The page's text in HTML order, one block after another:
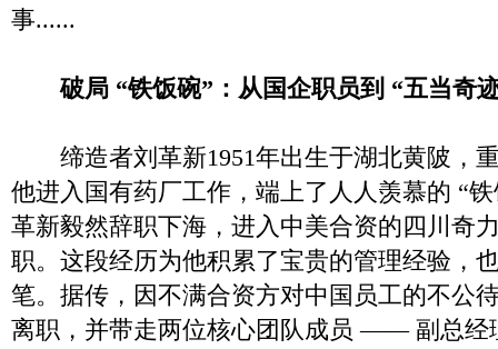
事......
破局 “铁饭碗”：从国企职员到 “五当奇
缔造者刘革新1951年出生于湖北黄陂，
他进入国有药厂工作，端上了人人羡慕的 “
革新毅然辞职下海，进入中美合资的四川奇
职。这段经历为他积累了宝贵的管理经验，
笔。据传，因不满合资方对中国员工的不公
离职，并带走两位核心团队成员 —— 副总经